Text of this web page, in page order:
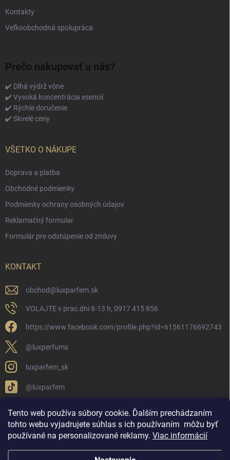
Tento web používa súbory cookie. Ďalším prechádzaním
tohto webu vyjadrujete súhlas s ich používaním môžu byť
používané na personalizované reklamy. Viac informácií
Kontakty
Veľkoobchodná spolupráca
Prečo nakupovať u nás?
✔️ Dlhá výdrž vône
✔️ Vysoká koncentrácia esencií
✔️ Rýchle doručenie
✔️ Skvelé ceny
VŠETKO O NÁKUPE
Doprava a platba
Obchodné podmienky
Podmienky ochrany osobných údajov
Reklamačný formular
Formulár pre odstúpenie od zmluvy
KONTAKT
obchod@ luxparfem.sk
VOLAJTE v prac.dni 8-13 h, 0917 415 856
https://www.facebook.com/profile.php?id=61561176692743
@luxperfums
luxparfem_sk
@luxparfem
LUX PARFÉM NOVÁKY
Lux Parfém Skupina na FB
Lux Parfum - Česká Republika
Lux Parfumok - Hungary